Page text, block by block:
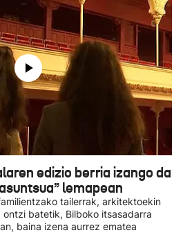
edizio berria izango da
lemapean
tailerrak, arkitektoekin
batetik, Bilboko itsasadarra
baina izena aurrez ematea